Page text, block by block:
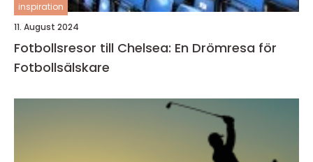
inspiration
11. August 2024
Fotbollsresor till Chelsea: En Drömresa för
Fotbollsälskare